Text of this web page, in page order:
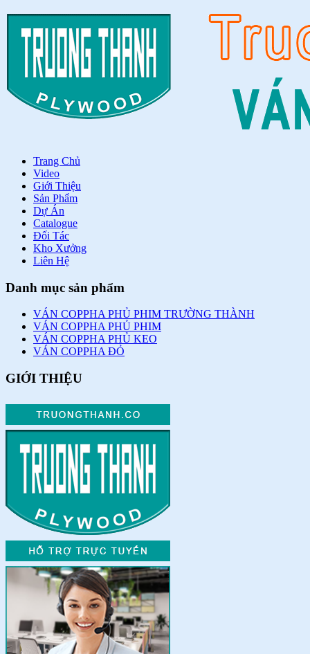
Trang Chủ
Video
Giới Thiệu
Sản Phẩm
Dự Án
Catalogue
Đối Tác
Kho Xưởng
Liên Hệ
Danh mục sản phẩm
VÁN COPPHA PHỦ PHIM TRƯỜNG THÀNH
VÁN COPPHA PHỦ PHIM
VÁN COPPHA PHỦ KEO
VÁN COPPHA ĐỎ
GIỚI THIỆU